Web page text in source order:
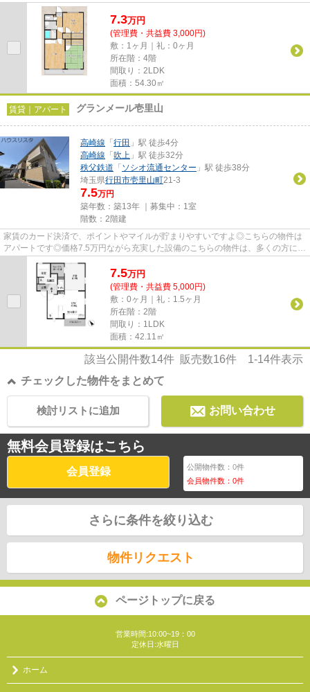
件です◎「ミルフィーユ門井」...
7.3万円
(管理費・共益費 3,000円)
敷：1ヶ月｜礼：0ヶ月
所在階：4階
間取り：2LDK
面積：54.30㎡
賃貸｜アパート グランメール壱里山
高崎線 「 行田 」駅 徒歩4分
高崎線 「 吹上 」駅 徒歩32分
秩父鉄道 「 ソシオ流通センター 」駅 徒歩38分
埼玉県行田市壱里山町21-3
7.5万円
築年数：築13年 ｜募集中： 1室
階数：2階建
家賃のカード決済で、ポイントやマイルが貯まりやすいですよ◎こちらの物件は
アパートです◎価格7.5万円ながら充実した設備のこちらの物件は、多くの方にお
7.5万円
(管理費・共益費 5,000円)
敷：0ヶ月｜礼：1.5ヶ月
所在階：2階
間取り：1LDK
面積：42.11㎡
該当公開件数14件 販売数16件 1-14件表示
チェックした物件をまとめて
お問い合わせ
検討リストに追加
無料会員登録はこちら
会員登録 公開物件数：0件
会員物件数：0件
さらに条件を絞り込む
物件リクエスト
ページトップに戻る
営業時間:10:00~19：00
定休日:水曜日
ホーム